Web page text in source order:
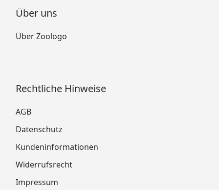
Über uns
Über Zoologo
Rechtliche Hinweise
AGB
Datenschutz
Kundeninformationen
Widerrufsrecht
Impressum